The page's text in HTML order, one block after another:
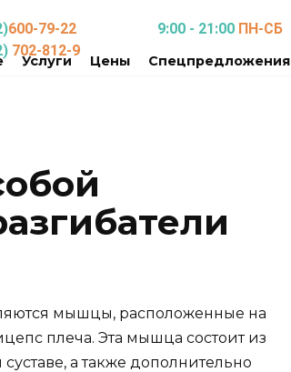
600-79-22
702-812-9
9:00 - 21:00 ПН-СБ
Услуги Цены Спецпредложения
мышцы, расположенные на
плеча. Эта мышца состоит из
а также дополнительно